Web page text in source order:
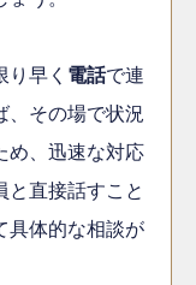
早く 電話で連
、その場で状況
め、迅速な対応
と直接話すこと
具体的な相談が